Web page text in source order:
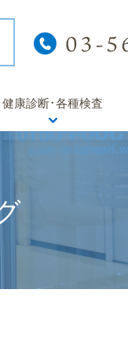
健康診断･各種検査